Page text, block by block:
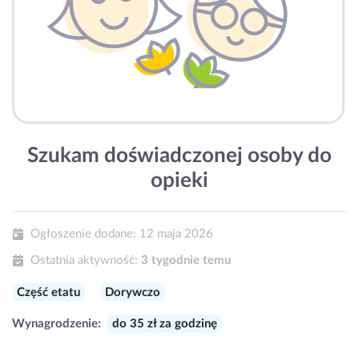
Szukam doświadczonej osoby do
opieki
Ogłoszenie dodane: 12 maja 2026
Ostatnia aktywność: 3 tygodnie temu
Część etatu Dorywczo
Wynagrodzenie: do 35 zł za godzinę